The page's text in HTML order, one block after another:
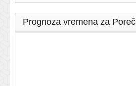
Prognoza vremena za Poreč